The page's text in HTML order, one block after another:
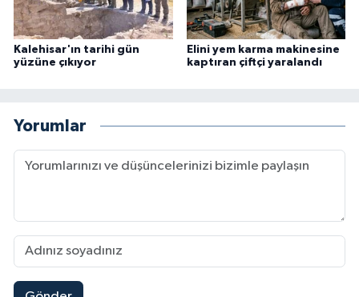
Kalehisar'ın tarihi gün
yüzüne çıkıyor
Elini yem karma makinesine
kaptıran çiftçi yaralandı
Yorumlar